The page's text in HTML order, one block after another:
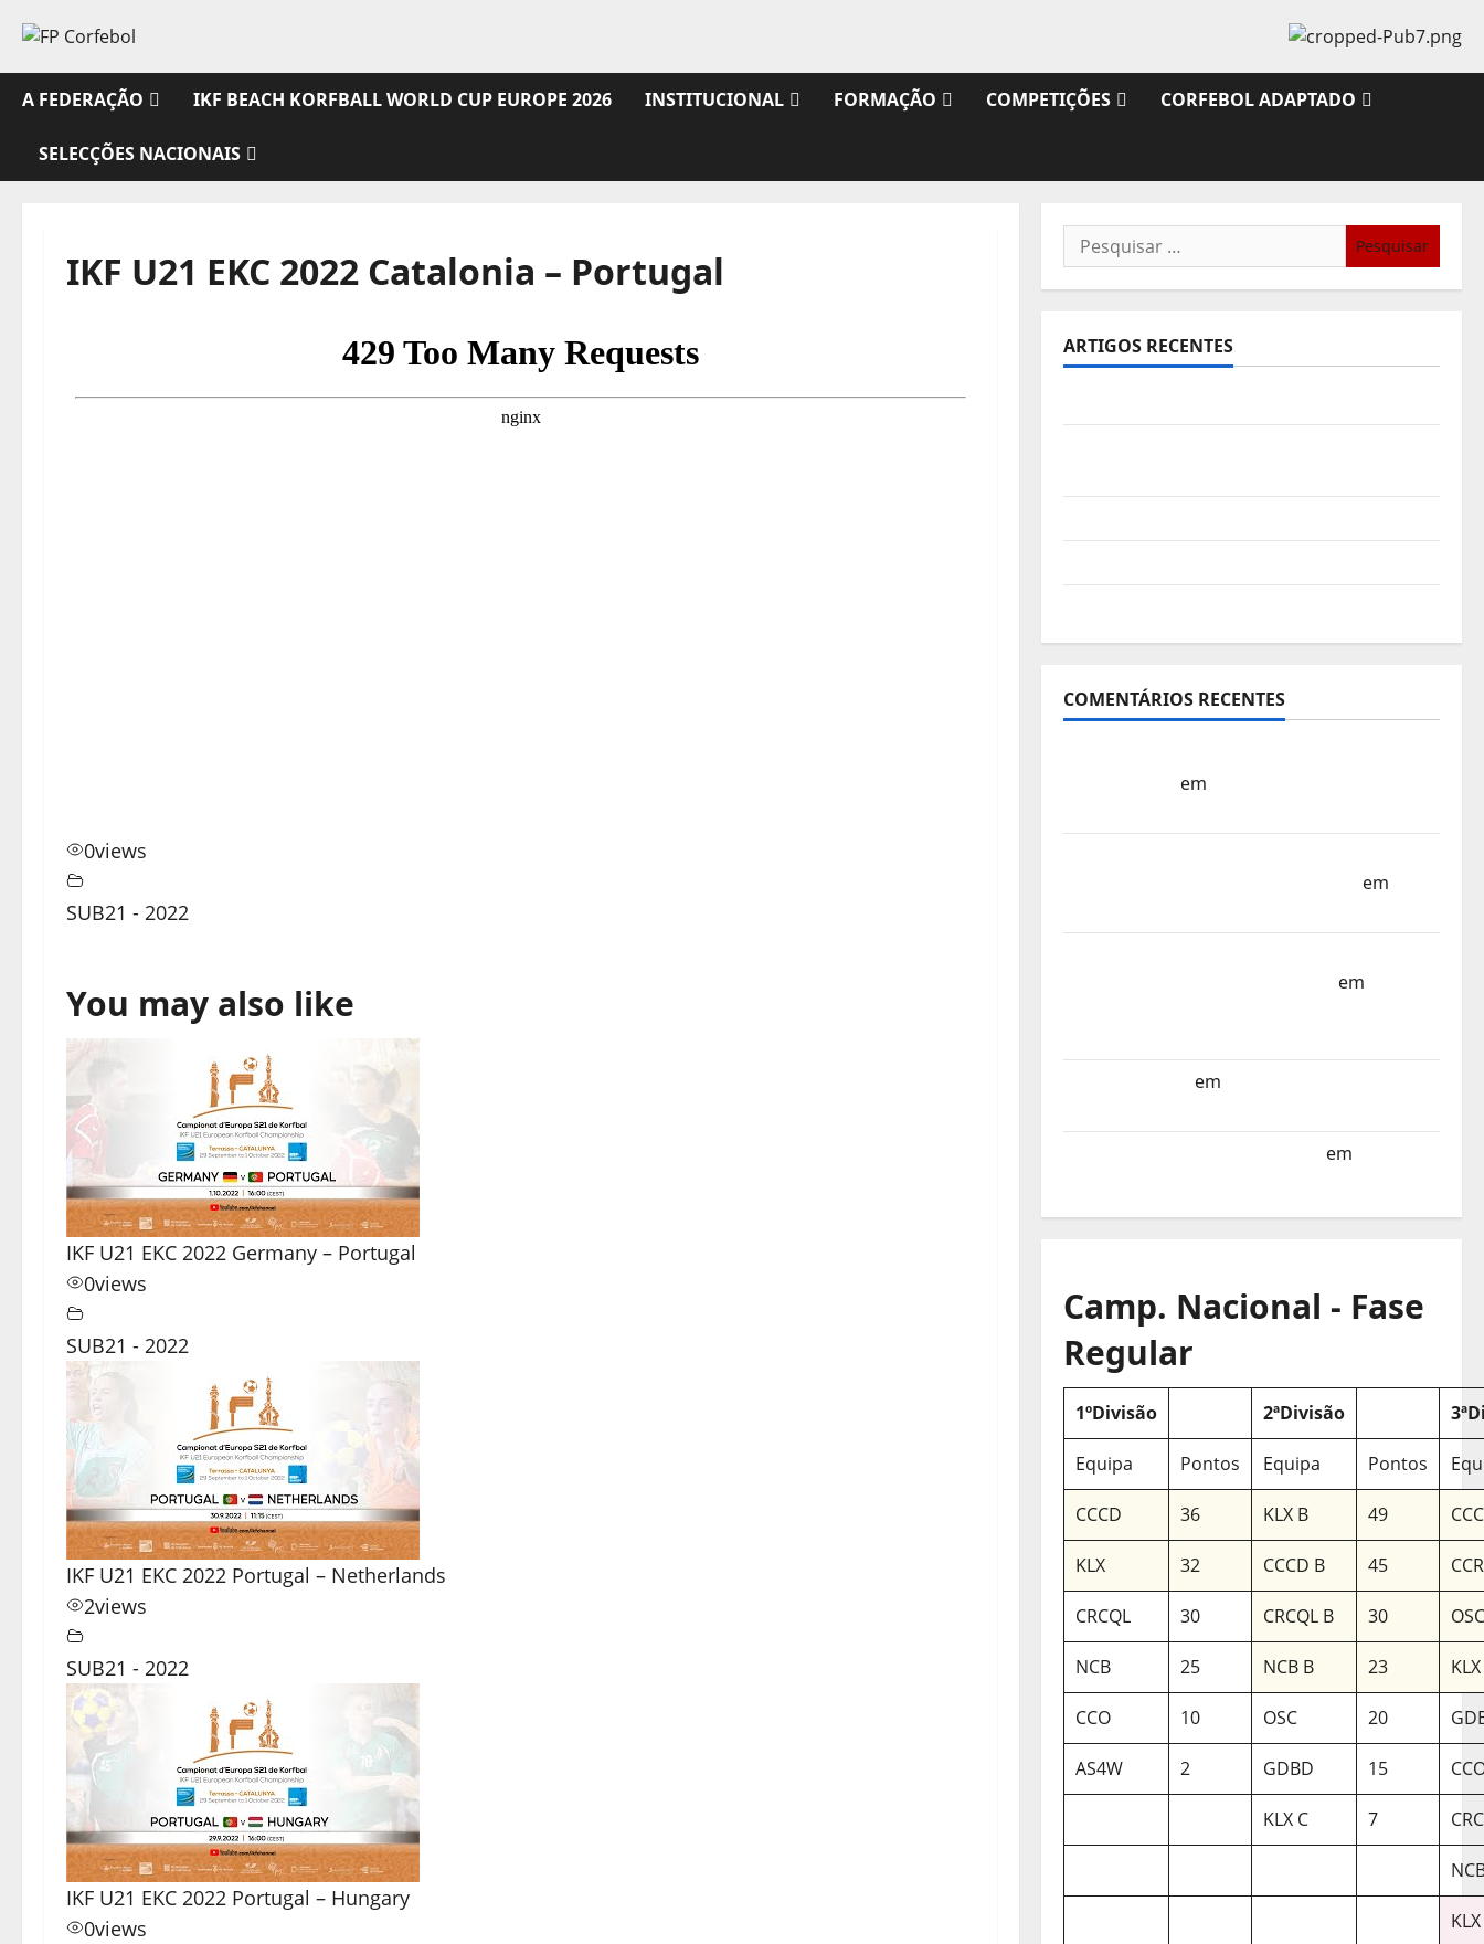
para
o
conteúdo
A FEDERAÇÃO IKF BEACH KORFBALL WORLD CUP EUROPE 2026 INSTITUCIONAL FORMAÇÃO COMPETIÇÕES CORFEBOL ADAPTADO
SELECÇÕES NACIONAIS
IKF U21 EKC 2022 Catalonia – Portugal
0views
SUB21 - 2022
You may also like
IKF U21 EKC 2022 Germany – Portugal
0views
SUB21 - 2022
IKF U21 EKC 2022 Portugal – Netherlands
2views
SUB21 - 2022
IKF U21 EKC 2022 Portugal – Hungary
0views
Pesquisar
por:
ARTIGOS RECENTES
COMENTÁRIOS RECENTES
em
em
em
em
em
Camp. Nacional - Fase
Regular
1ºDivisão 2ªDivisão
Equipa Pontos Equipa Pontos
CCCD 36 KLX B 49
KLX 32 CCCD B 45
CRCQL 30 CRCQL B 30
NCB 25 NCB B 23
CCO 10 OSC 20
AS4W 2 GDBD 15
KLX C 7